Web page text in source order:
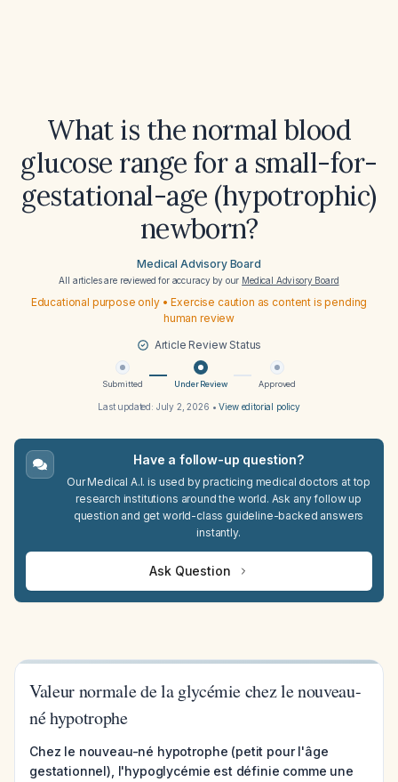
What is the normal blood
glucose range for a small-for-
gestational-age (hypotrophic)
newborn?
Medical Advisory Board
All articles are reviewed for accuracy by our Medical Advisory Board
Educational purpose only • Exercise caution as content is pending
human review
Article Review Status
Submitted Under Review Approved
Last updated: July 2, 2026 •View editorial policy
Have a follow-up question?
Our Medical A.I. is used by practicing medical doctors at top
research institutions around the world. Ask any follow up
question and get world-class guideline-backed answers
instantly.
Ask Question
Valeur normale de la glycémie chez le nouveau-
né hypotrophe
Chez le nouveau-né hypotrophe (petit pour l'âge
gestationnel), l'hypoglycémie est définie comme une